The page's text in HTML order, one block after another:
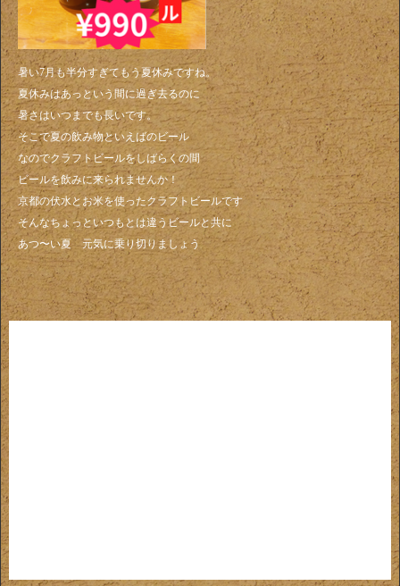
暑い7月も半分すぎてもう夏休みですね。
夏休みはあっという間に過ぎ去るのに
暑さはいつまでも長いです。
そこで夏の飲み物といえばのビール
なのでクラフトビールをしばらくの間
ビールを飲みに来られませんか！
京都の伏水とお米を使ったクラフトビールです
そんなちょっといつもとは違うビールと共に
あつ〜い夏 元気に乗り切りましょう